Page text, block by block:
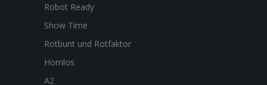
Robot Ready
Show Time
Rotbunt und Rotfaktor
Hornlos
A2